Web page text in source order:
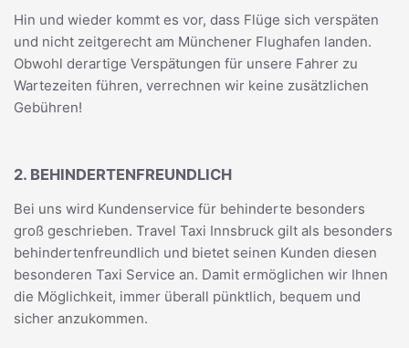
Hin und wieder kommt es vor, dass Flüge sich verspäten
und nicht zeitgerecht am Münchener Flughafen landen.
Obwohl derartige Verspätungen für unsere Fahrer zu
Wartezeiten führen, verrechnen wir keine zusätzlichen
Gebühren!
2. BEHINDERTENFREUNDLICH
Bei uns wird Kundenservice für behinderte besonders
groß geschrieben. Travel Taxi Innsbruck gilt als besonders
behindertenfreundlich und bietet seinen Kunden diesen
besonderen Taxi Service an. Damit ermöglichen wir Ihnen
die Möglichkeit, immer überall pünktlich, bequem und
sicher anzukommen.